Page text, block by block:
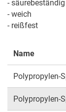
- säurebeständig
- weich
- reißfest
Name
Polypropylen-
Polypropylen-